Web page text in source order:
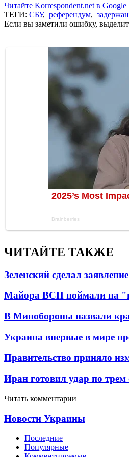
Читайте Korrespondent.net в Google
ТЕГИ: СБУ, референдум,
Если вы заметили ошибку,
ЧИТАЙТЕ ТАКЖЕ
Зеленский сделал
Майора ВСП поймали на
В Минобороны назвали
Украина впервые в мире
Правительство приняло
Иран готовил удар по
Читать комментарии
Новости Украины
Последние
Популярные